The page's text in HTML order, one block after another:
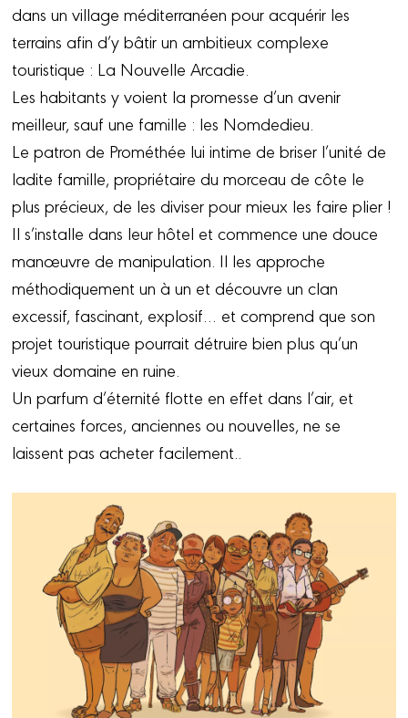
dans un village méditerranéen pour acquérir les
terrains afin d’y bâtir un ambitieux complexe
touristique : La Nouvelle Arcadie.
Les habitants y voient la promesse d’un avenir
meilleur, sauf une famille : les Nomdedieu.
Le patron de Prométhée lui intime de briser l’unité de
ladite famille, propriétaire du morceau de côte le
plus précieux, de les diviser pour mieux les faire plier !
Il s’installe dans leur hôtel et commence une douce
manœuvre de manipulation. Il les approche
méthodiquement un à un et découvre un clan
excessif, fascinant, explosif… et comprend que son
projet touristique pourrait détruire bien plus qu’un
vieux domaine en ruine.
Un parfum d’éternité flotte en effet dans l’air, et
certaines forces, anciennes ou nouvelles, ne se
laissent pas acheter facilement..